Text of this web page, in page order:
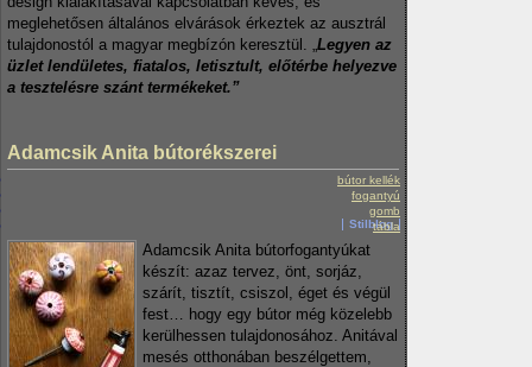
meglehetősen általános elvárások érkeztek az ausztrál
tulajdonostól a magyar megbízón keresztül. „ Legyen az
üzlet lendületes, fiatalos, letisztult, előtérbe helyezve
a tesztelésre szánt termékeket.”
Adamcsik Anita bútorékszerei
bútor kellék
fogantyú
gomb
tábla
Stilblog
Adamcsik Anita bútorfogantyúkat
készít: azaz tervez, önt, sorjáz,
szárít, tisztít, csiszol, éget és végül
fest… hogy egy bútor még közelebb
kerülhessen tulajdonosához. Anitával
mesés otthonában beszélgettem,